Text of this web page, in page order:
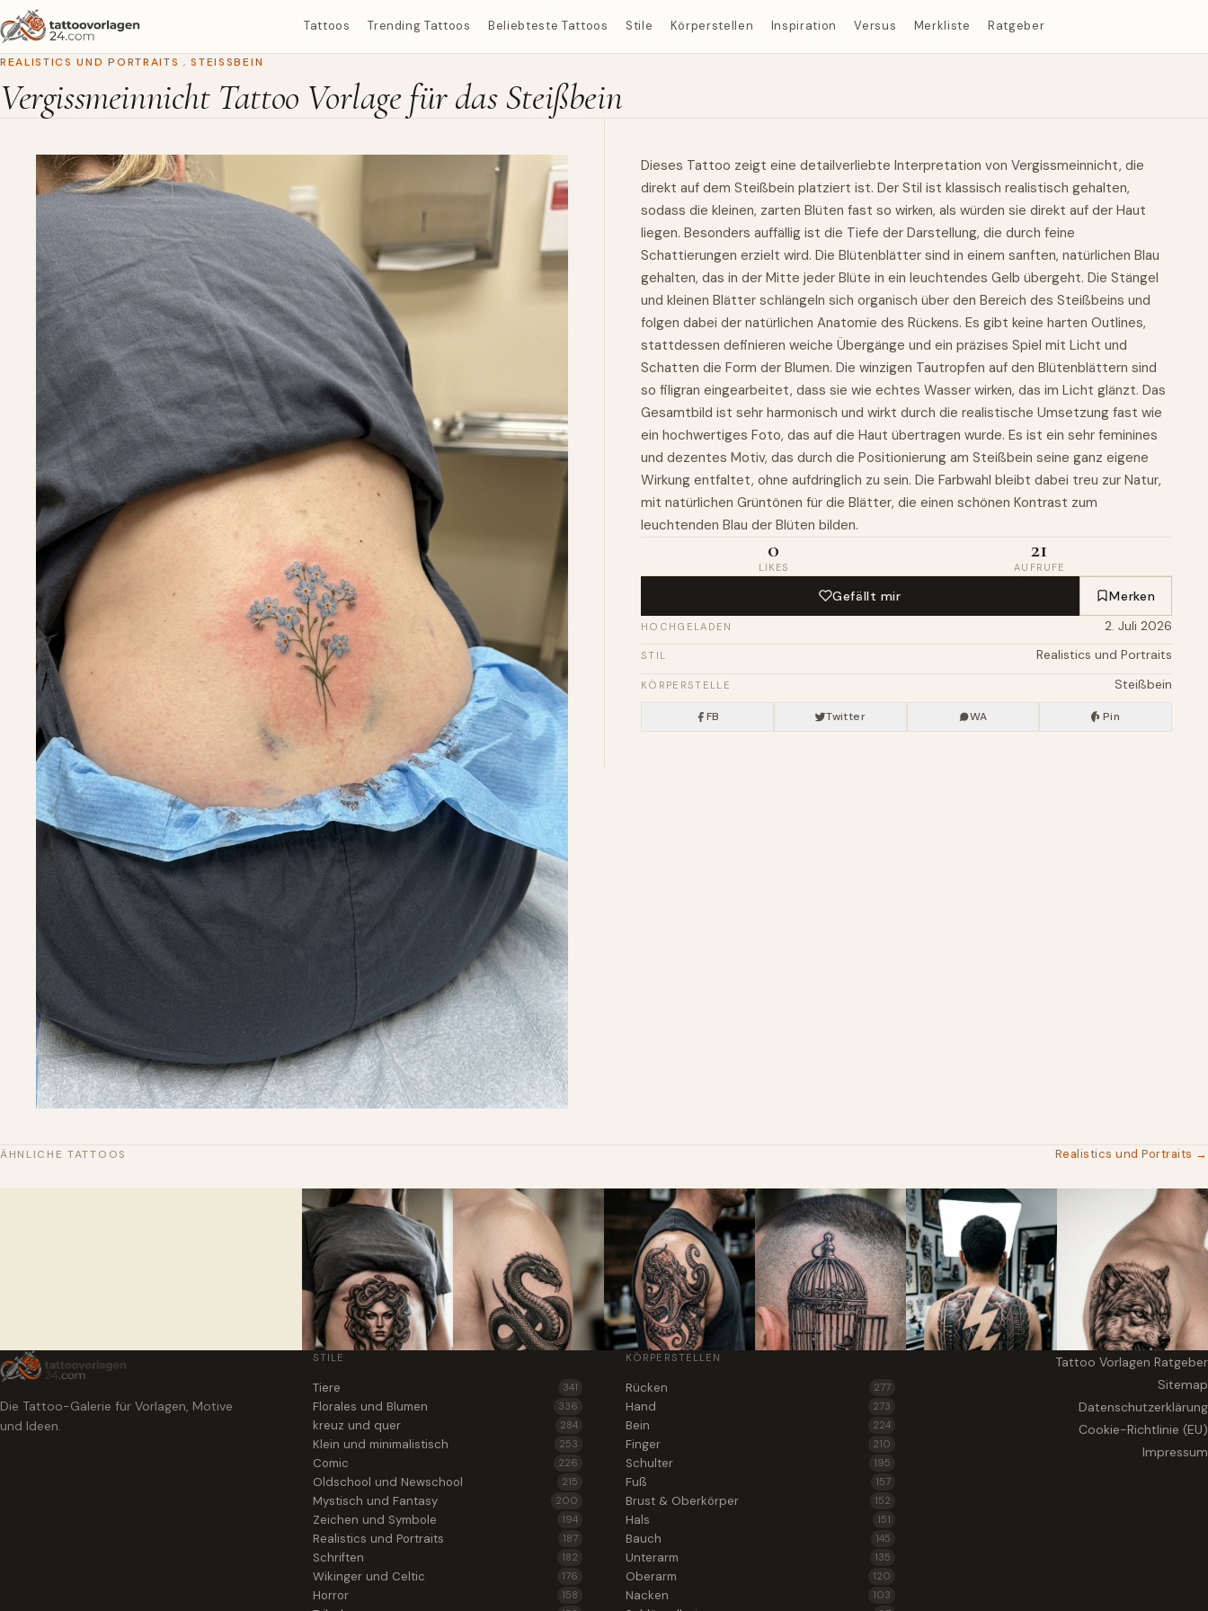
Tattoos Trending Tattoos Beliebteste Tattoos Stile Körperstellen Inspiration Versus Merkliste Ratgeber
REALISTICS UND PORTRAITS , STEISSBEIN
Vergissmeinnicht Tattoo Vorlage für das Steißbein
Dieses Tattoo zeigt eine detailverliebte Interpretation von Vergissmeinnicht, die
direkt auf dem Steißbein platziert ist. Der Stil ist klassisch realistisch gehalten,
sodass die kleinen, zarten Blüten fast so wirken, als würden sie direkt auf der Haut
liegen. Besonders auffällig ist die Tiefe der Darstellung, die durch feine
Schattierungen erzielt wird. Die Blütenblätter sind in einem sanften, natürlichen Blau
gehalten, das in der Mitte jeder Blüte in ein leuchtendes Gelb übergeht. Die Stängel
und kleinen Blätter schlängeln sich organisch über den Bereich des Steißbeins und
folgen dabei der natürlichen Anatomie des Rückens. Es gibt keine harten Outlines,
stattdessen definieren weiche Übergänge und ein präzises Spiel mit Licht und
Schatten die Form der Blumen. Die winzigen Tautropfen auf den Blütenblättern sind
so filigran eingearbeitet, dass sie wie echtes Wasser wirken, das im Licht glänzt. Das
Gesamtbild ist sehr harmonisch und wirkt durch die realistische Umsetzung fast wie
ein hochwertiges Foto, das auf die Haut übertragen wurde. Es ist ein sehr feminines
und dezentes Motiv, das durch die Positionierung am Steißbein seine ganz eigene
Wirkung entfaltet, ohne aufdringlich zu sein. Die Farbwahl bleibt dabei treu zur Natur,
mit natürlichen Grüntönen für die Blätter, die einen schönen Kontrast zum
leuchtenden Blau der Blüten bilden.
0
LIKES
21
AUFRUFE
Gefällt mir Merken
HOCHGELADEN 2. Juli 2026
STIL Realistics und Portraits
KÖRPERSTELLE Steißbein
FB Twitter WA Pin
ÄHNLICHE TATTOOS Realistics und Portraits →
Die Tattoo-Galerie für Vorlagen, Motive
und Ideen.
STILE
Tiere 341
Florales und Blumen 336
kreuz und quer 284
Klein und minimalistisch 253
Comic 226
Oldschool und Newschool 215
Mystisch und Fantasy 200
Zeichen und Symbole 194
Realistics und Portraits 187
Schriften 182
Wikinger und Celtic 176
Horror 158
KÖRPERSTELLEN
Rücken 277
Hand 273
Bein 224
Finger 210
Schulter 195
Fuß 157
Brust & Oberkörper 152
Hals 151
Bauch 145
Unterarm 135
Oberarm 120
Nacken 103
Tattoo Vorlagen Ratgeber
Sitemap
Datenschutzerklärung
Cookie-Richtlinie (EU)
Impressum